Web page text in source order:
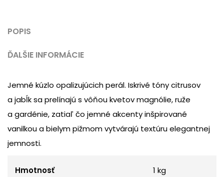
POPIS
ĎALŠIE INFORMÁCIE
Jemné kúzlo opalizujúcich perál. Iskrivé tóny citrusov
a jabĺk sa prelínajú s vôňou kvetov magnólie, ruže
a gardénie, zatiaľ čo jemné akcenty inšpirované
vanilkou a bielym pižmom vytvárajú textúru elegantnej
jemnosti.
Hmotnosť 1 kg